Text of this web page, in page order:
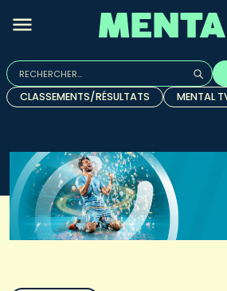
Rechercher :
Quand les résultats de l'auto-
CLASSEMENTS/RÉSULTATS
MENTAL